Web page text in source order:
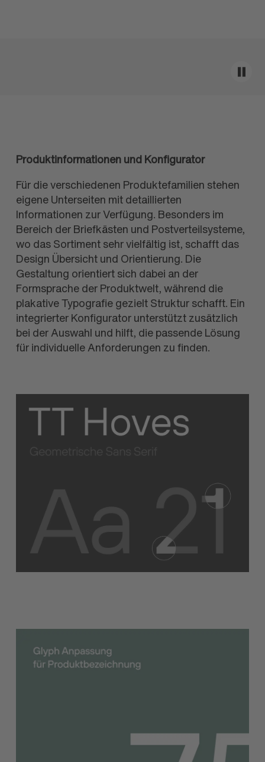
Produktinformationen und Konfigurator
Für die verschiedenen Produktefamilien stehen
eigene Unterseiten mit detaillierten
Informationen zur Verfügung. Besonders im
Bereich der Briefkästen und Postverteilsysteme,
wo das Sortiment sehr vielfältig ist, schafft das
Design Übersicht und Orientierung. Die
Gestaltung orientiert sich dabei an der
Formsprache der Produktwelt, während die
plakative Typografie gezielt Struktur schafft. Ein
integrierter Konfigurator unterstützt zusätzlich
bei der Auswahl und hilft, die passende Lösung
für individuelle Anforderungen zu finden.